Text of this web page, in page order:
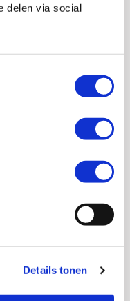
delen via social
Details tonen
crossover helm